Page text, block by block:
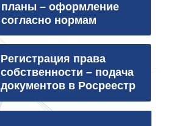
планы – оформление
согласно нормам
Регистрация права
собственности – подача
документов в Росреестр